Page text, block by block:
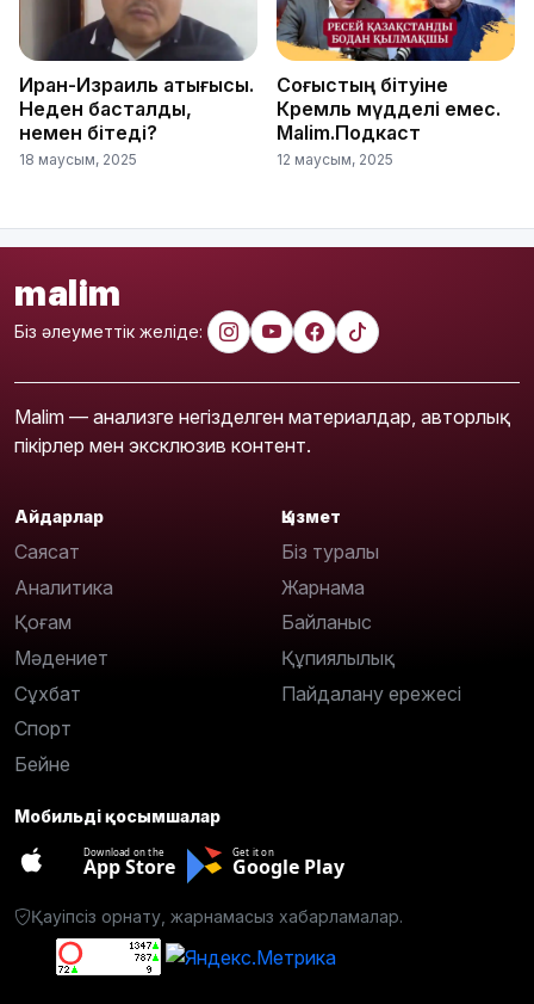
Иран-Израиль қақтығысы.
Неден басталды,
немен бітеді?
18 маусым, 2025
Соғыстың бітуіне
Кремль мүдделі емес.
Malim.Подкаст
12 маусым, 2025
malim
Біз әлеуметтік желіде:
Malim — анализге негізделген материалдар, авторлық
пікірлер мен эксклюзив контент.
Айдарлар
Саясат
Аналитика
Қоғам
Мәдениет
Сұхбат
Спорт
Бейне
Қызмет
Біз туралы
Жарнама
Байланыс
Құпиялылық
Пайдалану ережесі
Мобильді қосымшалар
Download on the
App Store
Get it on
Google Play
Қауіпсіз орнату, жарнамасыз хабарламалар.